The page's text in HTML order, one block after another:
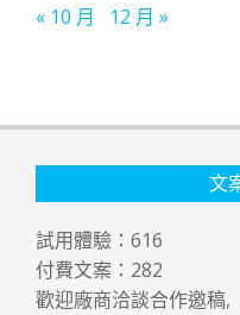
« 10 月 12 月 »
文
試用體驗： 616
付費文案： 282
歡迎廠商洽談合作邀稿,